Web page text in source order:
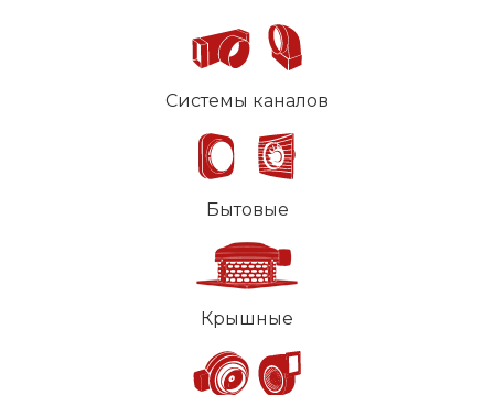
Системы каналов
Бытовые
Крышные